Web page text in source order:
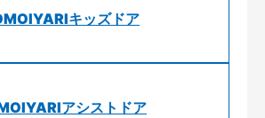
キッズドア
アシストドア